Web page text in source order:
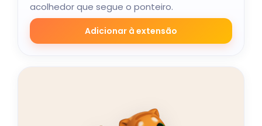
acolhedor que segue o ponteiro.
Adicionar à extensão